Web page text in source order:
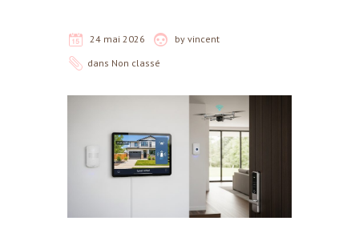
24 mai 2026 by vincent
dans Non classé